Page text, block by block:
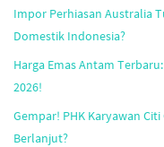
Impor Perhiasan Australia
Domestik Indonesia?
Harga Emas Antam
2026!
Gempar! PHK Karyawan
Berlanjut?